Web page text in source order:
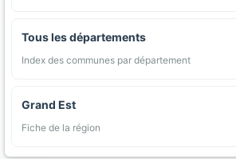
Tous les départements
Index des communes par département
Grand Est
Fiche de la région